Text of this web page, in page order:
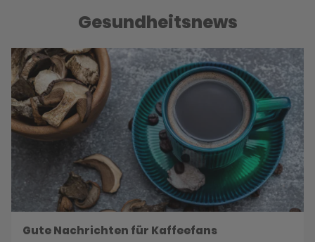
Gesundheitsnews
Gute Nachrichten für Kaffeefans